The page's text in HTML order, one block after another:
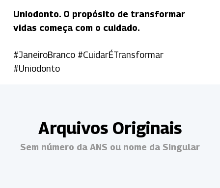
Uniodonto. O propósito de transformar
vidas começa com o cuidado.
#JaneiroBranco #CuidarÉTransformar
#Uniodonto
Arquivos Originais
Sem número da ANS ou nome da Singular